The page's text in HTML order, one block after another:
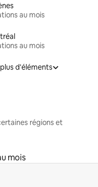
au mois
au mois
d'éléments
régions et
mois